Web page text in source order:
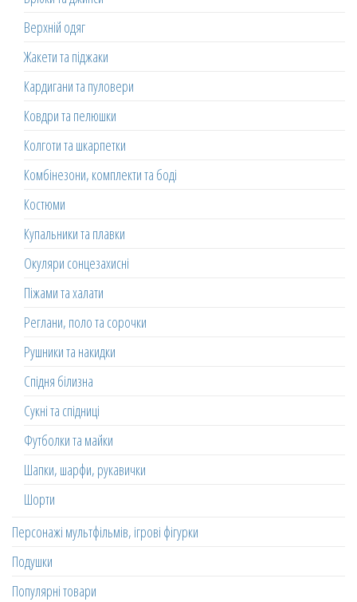
Верхній одяг
Жакети та піджаки
Кардигани та пуловери
Ковдри та пелюшки
Колготи та шкарпетки
Комбінезони, комплекти та боді
Костюми
Купальники та плавки
Окуляри сонцезахисні
Піжами та халати
Реглани, поло та сорочки
Рушники та накидки
Спідня білизна
Сукні та спідниці
Футболки та майки
Шапки, шарфи, рукавички
Шорти
Персонажі мультфільмів, ігрові фігурки
Подушки
Популярні товари